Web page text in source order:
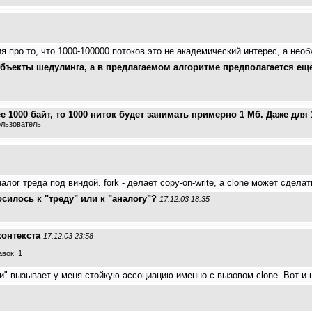
про то, что 1000-100000 потоков это не академический интерес, а
шедулинга, а в предлагаемом алгоритме предполагается
1000 байт, то 1000 ниток будет занимать примерно 1 Мб. Даже
треда под виндой. fork - делает copy-on-write, а clone может
к "треду" или к "аналогу"? 17.12.03 18:35
17.12.03 23:58
1
вызывает у меня стойкую ассоциацию именно с вызовом clone. Вот и